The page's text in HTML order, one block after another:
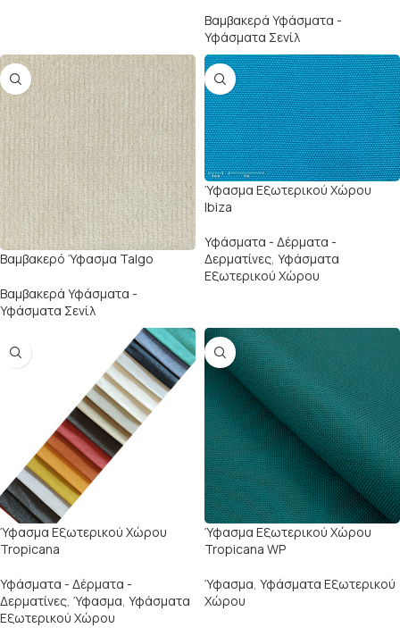
Βαμβακερά Υφάσματα -
Υφάσματα Σενίλ
Βαμβακερό Ύφασμα Talgo
Βαμβακερά Υφάσματα -
Υφάσματα Σενίλ
Ύφασμα Εξωτερικού Χώρου
Ibiza
Υφάσματα - Δέρματα -
Δερματίνες, Υφάσματα
Εξωτερικού Χώρου
Ύφασμα Εξωτερικού Χώρου
Tropicana
Υφάσματα - Δέρματα -
Δερματίνες, Ύφασμα, Υφάσματα
Εξωτερικού Χώρου
Ύφασμα Εξωτερικού Χώρου
Tropicana WP
Ύφασμα, Υφάσματα Εξωτερικού
Χώρου